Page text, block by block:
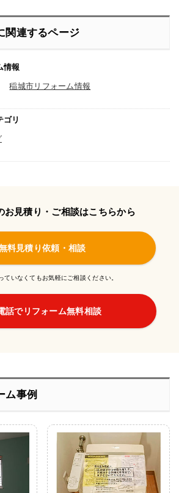
関連するページ
情報
稲城市リフォーム情報
ゴリ
お見積り・ご相談はこちらから
料見積り依頼・相談
ていなくてもお気軽にご相談ください。
話でリフォーム無料相談
ム事例